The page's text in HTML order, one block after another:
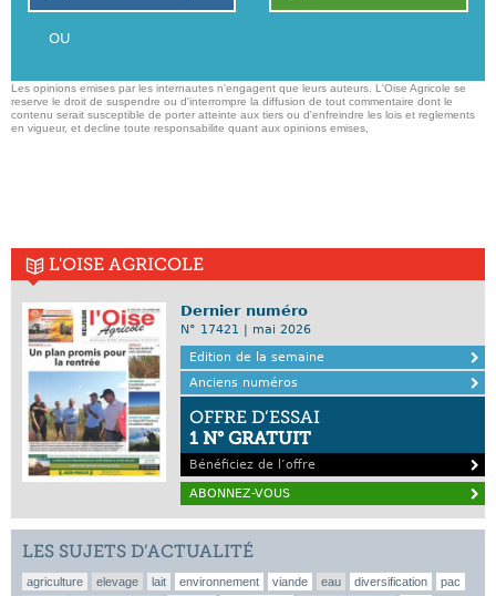
OU
Les opinions emises par les internautes n'engagent que leurs auteurs. L'Oise Agricole se
reserve le droit de suspendre ou d'interrompre la diffusion de tout commentaire dont le
contenu serait susceptible de porter atteinte aux tiers ou d'enfreindre les lois et reglements
en vigueur, et decline toute responsabilite quant aux opinions emises,
L'OISE AGRICOLE
Dernier numéro
N° 17421 | mai 2026
Edition de la semaine
Anciens numéros
OFFRE D’ESSAI
1 N° GRATUIT
Bénéficiez de l’offre
ABONNEZ-VOUS
LES SUJETS D’ACTUALITÉ
agriculture elevage lait environnement viande eau diversification pac